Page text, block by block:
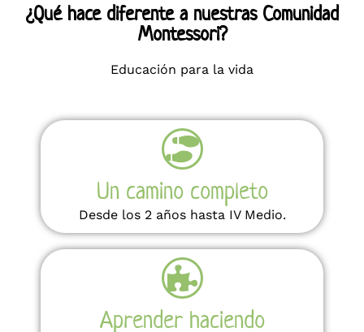
¿Qué hace diferente a nuestras Comunidad
Montessori?
Educación para la vida
Un camino completo
Desde los 2 años hasta IV Medio.
Aprender haciendo